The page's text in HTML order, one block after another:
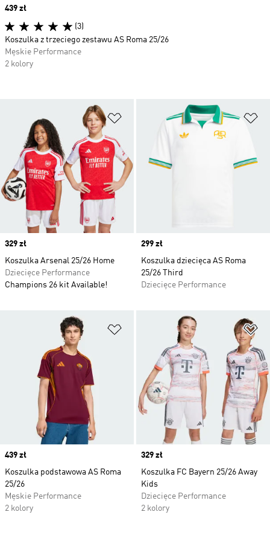
Dodaj do listy życzeń
Price
329 zł
Koszulka Arsenal 25/26 Home
Dziecięce Performance
Champions 26 kit Available!
Price
299 zł
Koszulka dziecięca AS Roma
25/26 Third
Dziecięce Performance
Dodaj do listy życzeń
Price
439 zł
Koszulka podstawowa AS Roma
25/26
Męskie Performance
2 kolory
Price
329 zł
Koszulka FC Bayern 25/26 Away
Kids
Dziecięce Performance
2 kolory
Price
439 zł
(3)
Koszulka z trzeciego zestawu AS Roma 25/26
Męskie Performance
2 kolory